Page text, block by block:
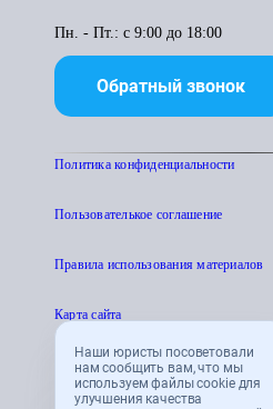
Наши юристы посоветовали
нам сообщить вам, что мы
используем файлы cookie для
улучшения качества
Пн. - Пт.: с 9:00 до 18:00
Обратный звонок
Политика конфиденциальности
Пользователькое соглашение
Правила использования материалов
Карта сайта
© 1995 - 2026 «ЦЕНТР
CENTRATTEK.RU